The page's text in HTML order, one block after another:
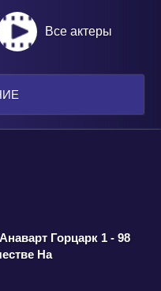
Все актеры
Горцарк 1 - 98
На